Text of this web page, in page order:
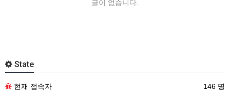
글이 없습니다.
State
현재 접속자
146 명